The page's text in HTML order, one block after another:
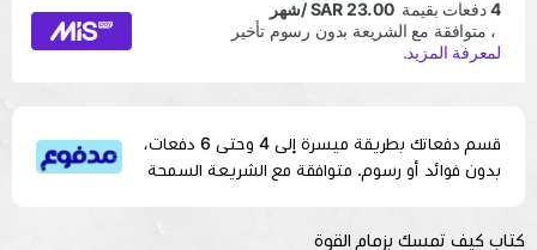
قسم دفعاتك بطريقة ميسرة إلى 4 وحتى 6 دفعات،
بدون فوائد أو رسوم. متوافقة مع الشريعة السمحة
كتاب كيف تمسك بزمام القوة